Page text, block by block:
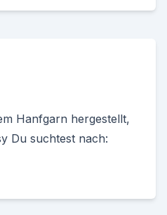
Hanfgarn hergestellt,
Du suchtest nach: